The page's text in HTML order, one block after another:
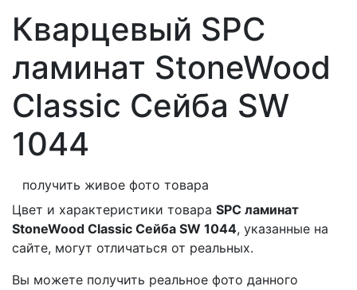
Кварцевый SPC
ламинат StoneWood
Classic Сейба SW
1044
получить живое фото товара
Цвет и характеристики товара SPC ламинат
StoneWood Classic Сейба SW 1044, указанные на
сайте, могут отличаться от реальных.
Вы можете получить реальное фото данного